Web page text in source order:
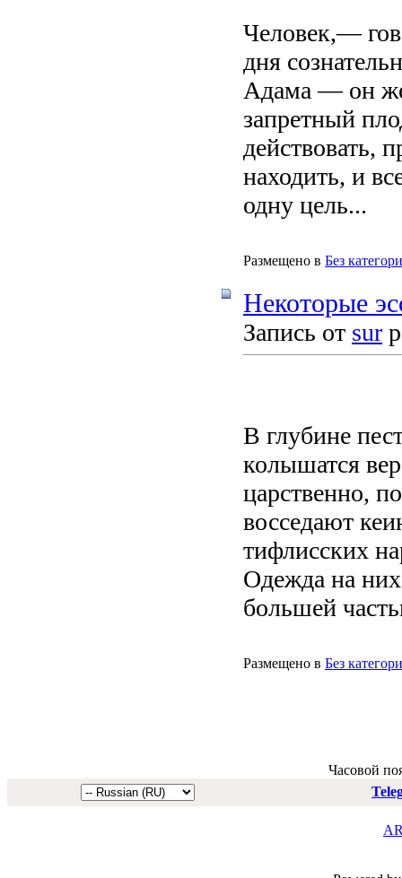
Человек,—
дня
Адама — он
запретный
действовать,
находить, и
одну цель...
Размещено в Без
Некоторые
Запись от sur
В глубине
колышатся
царственно,
восседают
тифлисских
Одежда на
большей
Размещено в Без
Часовой